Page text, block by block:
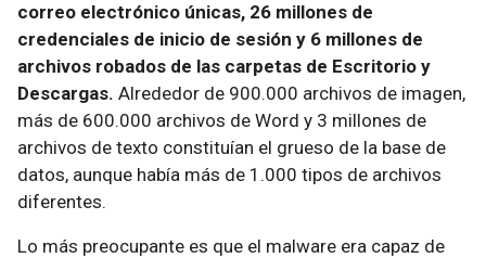
correo electrónico únicas, 26 millones de
credenciales de inicio de sesión y 6 millones de
archivos robados de las carpetas de Escritorio y
Descargas. Alrededor de 900.000 archivos de imagen,
más de 600.000 archivos de Word y 3 millones de
archivos de texto constituían el grueso de la base de
datos, aunque había más de 1.000 tipos de archivos
diferentes.
Lo más preocupante es que el malware era capaz de